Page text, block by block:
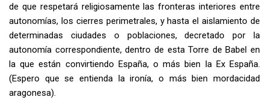
de que respetará religiosamente las fronteras interiores entre
autonomías, los cierres perimetrales, y hasta el aislamiento de
determinadas ciudades o poblaciones, decretado por la
autonomía correspondiente, dentro de esta Torre de Babel en
la que están convirtiendo España, o más bien la Ex España.
(Espero que se entienda la ironía, o más bien mordacidad
aragonesa).